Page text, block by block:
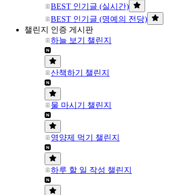
BEST 인기글 (실시간)
BEST 인기글 (명예의 전당)
챌린지 인증 게시판
하늘 보기 챌린지
산책하기 챌린지
물 마시기 챌린지
영양제 먹기 챌린지
하루 할 일 작성 챌린지